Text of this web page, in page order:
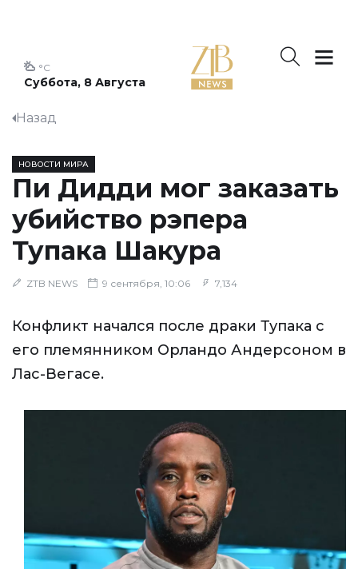
Суббота, 8 Августа
°C
Назад
НОВОСТИ МИРА
Пи Дидди мог заказать
убийство рэпера
Тупака Шакура
ZTB NEWS 9 сентября, 10:06 7,134
Конфликт начался после драки Тупака с
его племянником Орландо Андерсоном в
Лас-Вегасе.